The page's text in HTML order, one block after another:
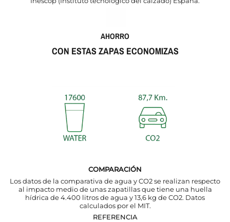
AHORRO
CON ESTAS ZAPAS ECONOMIZAS
COMPARACIÓN
Los datos de la comparativa de agua y CO2 se realizan respecto
al impacto medio de unas zapatillas que tiene una huella
hídrica de 4.400 litros de agua y 13,6 kg de CO2. Datos
calculados por el MIT.
REFERENCIA